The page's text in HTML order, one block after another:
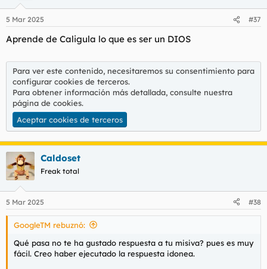
e
:
5 Mar 2025 #37
Aprende de Caligula lo que es ser un DIOS
Para ver este contenido, necesitaremos su consentimiento para
configurar cookies de terceros.
Para obtener información más detallada, consulte nuestra
página de cookies.
Aceptar cookies de terceros
Caldoset
Freak total
5 Mar 2025 #38
GoogleTM rebuznó:
Qué pasa no te ha gustado respuesta a tu misiva? pues es muy
fácil. Creo haber ejecutado la respuesta idonea.